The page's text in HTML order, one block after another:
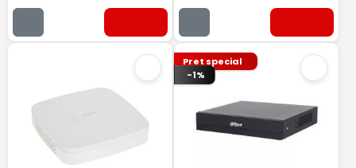
Pret special
-1%